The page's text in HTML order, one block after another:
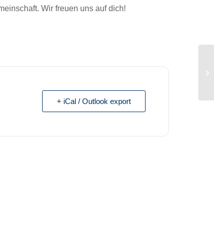
Wir freuen uns auf dich!
+ iCal / Outlook export